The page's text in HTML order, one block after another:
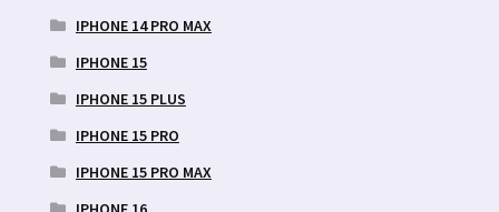
IPHONE 14 PRO MAX
IPHONE 15
IPHONE 15 PLUS
IPHONE 15 PRO
IPHONE 15 PRO MAX